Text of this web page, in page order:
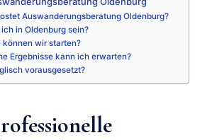
Auswanderungsberatung Oldenburg?
ich in Oldenburg sein?
können wir starten?
Ergebnisse kann ich erwarten?
vorausgesetzt?